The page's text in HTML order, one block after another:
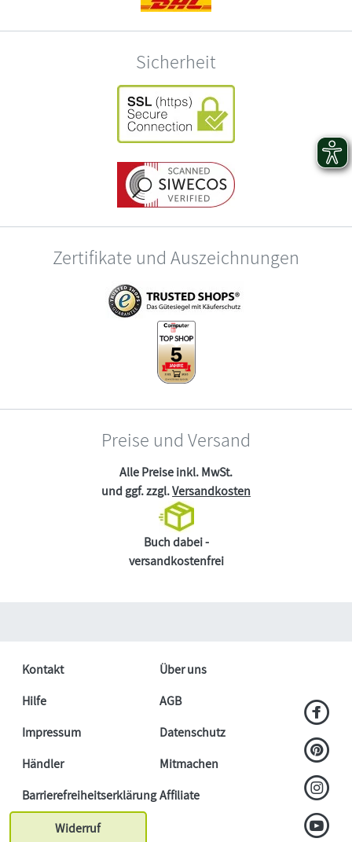
Sicherheit
Zertifikate und Auszeichnungen
Preise und Versand
Alle Preise inkl. MwSt.
und ggf. zzgl.Versandkosten
Buch dabei -
versandkostenfrei
Kontakt
Über uns
Hilfe
AGB
Impressum
Datenschutz
Händler
Mitmachen
BarrierefreiheitserklärungAffiliate
Widerruf